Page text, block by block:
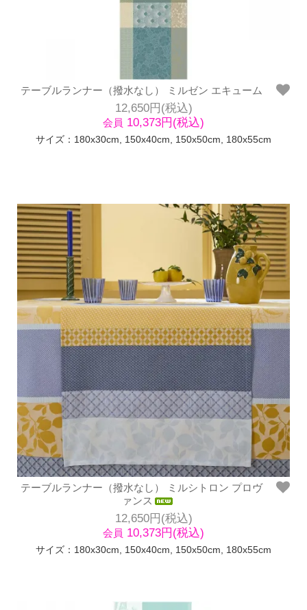
テーブルランナー（撥水なし） ミルゼン エキューム
12,650円(税込)
会員 10,373円(税込)
サイズ：180x30cm, 150x40cm, 150x50cm, 180x55cm
テーブルランナー（撥水なし） ミルシトロン プロヴ
ァンス
12,650円(税込)
会員 10,373円(税込)
サイズ：180x30cm, 150x40cm, 150x50cm, 180x55cm